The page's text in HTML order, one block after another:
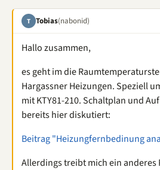
T Tobias(nabonid)
Hallo zusammen,
es geht im die
Hargassner Heizungen. Speziell
mit KTY81-210. Schaltplan und
bereits hier diskutiert:
Beitrag "Heizungfernbedinung
Allerdings treibt mich ein anderes